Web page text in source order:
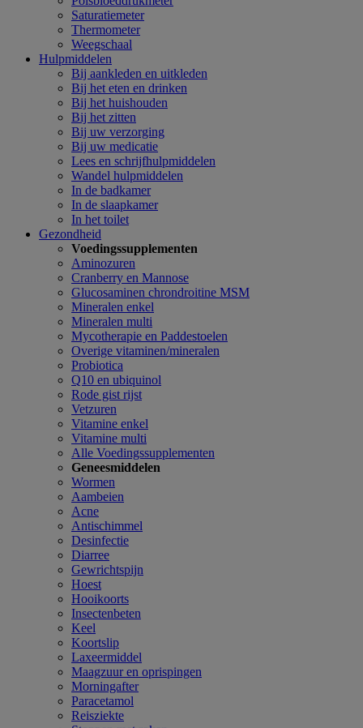
Saturatiemeter
Thermometer
Weegschaal
Hulpmiddelen
Bij aankleden en uitkleden
Bij het eten en drinken
Bij het huishouden
Bij het zitten
Bij uw verzorging
Bij uw medicatie
Lees en schrijfhulpmiddelen
Wandel hulpmiddelen
In de badkamer
In de slaapkamer
In het toilet
Gezondheid
Voedingssupplementen
Aminozuren
Cranberry en Mannose
Glucosaminen chrondroitine MSM
Mineralen enkel
Mineralen multi
Mycotherapie en Paddestoelen
Overige vitaminen/mineralen
Probiotica
Q10 en ubiquinol
Rode gist rijst
Vetzuren
Vitamine enkel
Vitamine multi
Alle Voedingssupplementen
Geneesmiddelen
Wormen
Aambeien
Acne
Antischimmel
Desinfectie
Diarree
Gewrichtspijn
Hoest
Hooikoorts
Insectenbeten
Keel
Koortslip
Laxeermiddel
Maagzuur en oprispingen
Morningafter
Paracetamol
Reisziekte